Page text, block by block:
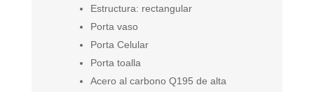
Estructura: rectangular
Porta vaso
Porta Celular
Porta toalla
Acero al carbono Q195 de alta